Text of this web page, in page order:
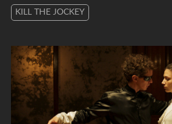
KILL THE JOCKEY